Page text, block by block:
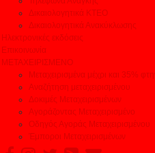
Δικαιολογητικά ΚΤΕΟ
Δικαιολογητικά Ανακύκλωσης
Ηλεκτρονικές εκδόσεις
Επικοινωνία
ΜΕΤΑΧΕΙΡΙΣΜΕΝΟ
Μεταχειρισμένα μέχρι και 35%
Αναζήτηση μεταχειρισμένου
Δοκιμές Μεταχειρισμένων
Αγοράζοντας Μεταχειρισμένο
Οδηγός Αγοράς Μεταχειρισμένου
Έμποροι Μεταχειρισμένων